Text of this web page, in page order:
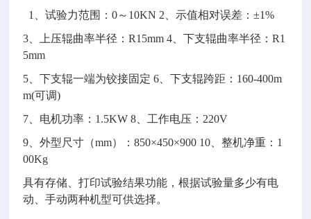
1
、试验力范围：0～10KN 2、示值相对误差：±1%
3 、上压辊曲率半径：R15mm 4、下支辊曲率半径：R1
5mm
5 、下支辊一端为铰接固定 6、下支辊跨距：160-400m
m(可调)
7 、电机功率：1.5KW 8、工作电压：220V
9 、外型尺寸（mm）：850×450×900 10、整机净重：1
00Kg
具有存储、打印试验结果功能，根据试验量多少有电
动、手动两种机型可供选择。